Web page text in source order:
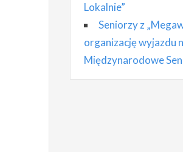
Lokalnie”
Seniorzy z
organizację wyjazdu
Międzynarodowe